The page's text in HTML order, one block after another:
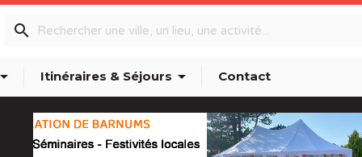
search
arrow_drop_down Itinéraires & Séjours arrow_drop_down Contact